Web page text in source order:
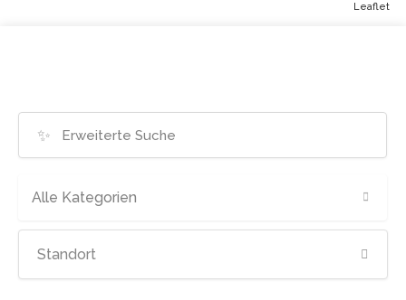
✨
Alle Kategorien
Leaflet